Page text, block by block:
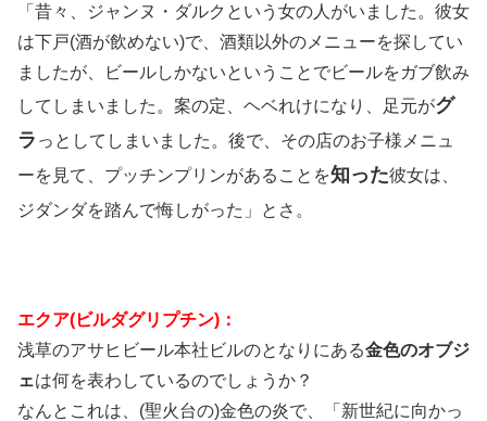
「昔々、ジャンヌ・ダルクという女の人がいました。彼女
は下戸(酒が飲めない)で、酒類以外のメニューを探してい
ましたが、ビールしかないということでビールをガブ飲み
してしまいました。案の定、ヘベれけになり、足元がグ
ラ っとしてしまいました。後で、その店のお子様メニュ
ーを見て、プッチンプリンがあることを知った彼女は、
ジダンダを踏んで悔しがった」とさ。
エクア(ビルダグリプチン)：
浅草のアサヒビール本社ビルのとなりにある金色のオブジ
ェは何を表わしているのでしょうか？
なんとこれは、(聖火台の)金色の炎で、「新世紀に向かっ